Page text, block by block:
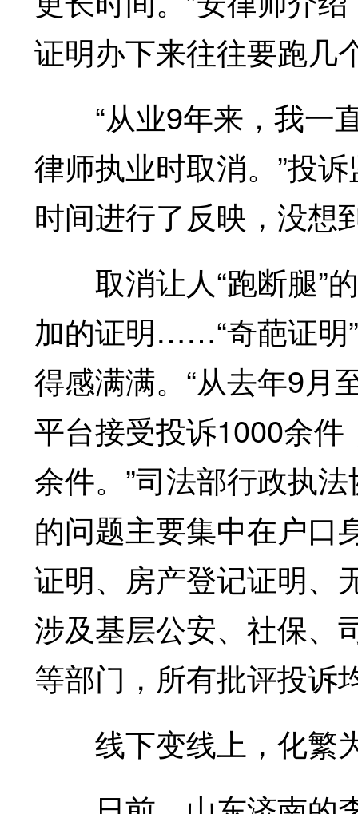
证明办下来往往要跑几
“从业9年来，我一直
律师执业时取消。”投
时间进行了反映，没想
取消让人“跑断腿”的
加的证明……“奇葩证明
得感满满。“从去年9月
平台接受投诉1000余
余件。”司法部行政执
的问题主要集中在户口
证明、房产登记证明、
涉及基层公安、社保、
等部门，所有批评投诉
线下变线上，化繁